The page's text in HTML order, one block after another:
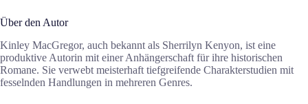
Über den Autor
Kinley MacGregor, auch bekannt als Sherrilyn Kenyon, ist eine
produktive Autorin mit einer Anhängerschaft für ihre historischen
Romane. Sie verwebt meisterhaft tiefgreifende Charakterstudien mit
fesselnden Handlungen in mehreren Genres.